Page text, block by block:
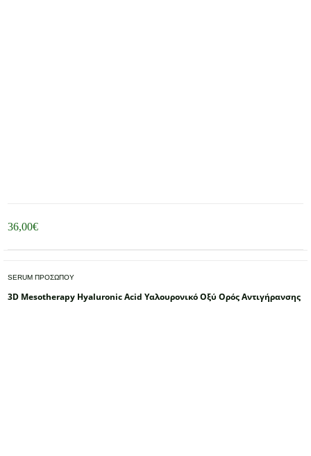
36,00€
SERUM ΠΡΟΣΩΠΟΥ
3D Mesotherapy Hyaluronic Acid Υαλουρονικό Οξύ Ορός Αντιγήρανσης